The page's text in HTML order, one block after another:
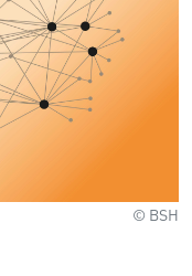
© BSH